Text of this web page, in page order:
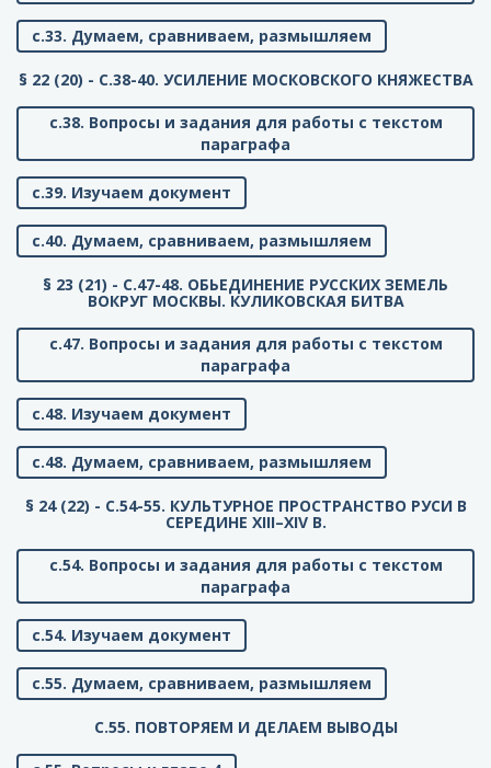
с.33. Думаем, сравниваем, размышляем
§ 22 (20) - C.38-40. УСИЛЕНИЕ МОСКОВСКОГО КНЯЖЕСТВА
с.38. Вопросы и задания для работы с текстом
параграфа
с.39. Изучаем документ
с.40. Думаем, сравниваем, размышляем
§ 23 (21) - C.47-48. ОБЬЕДИНЕНИЕ РУССКИХ ЗЕМЕЛЬ
ВОКРУГ МОСКВЫ. КУЛИКОВСКАЯ БИТВА
с.47. Вопросы и задания для работы с текстом
параграфа
с.48. Изучаем документ
с.48. Думаем, сравниваем, размышляем
§ 24 (22) - C.54-55. КУЛЬТУРНОЕ ПРОСТРАНСТВО РУСИ В
СЕРЕДИНЕ XIII–XIV В.
с.54. Вопросы и задания для работы с текстом
параграфа
с.54. Изучаем документ
с.55. Думаем, сравниваем, размышляем
C.55. ПОВТОРЯЕМ И ДЕЛАЕМ ВЫВОДЫ